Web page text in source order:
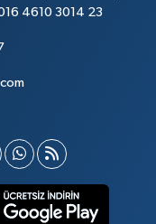
4610 3014 23